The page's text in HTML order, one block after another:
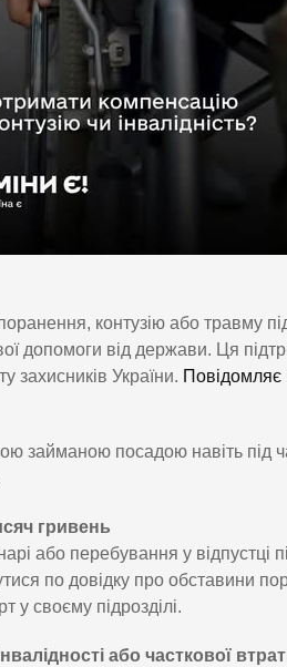
контузію або травму
допомоги від держави. Ця
захисників України. Повідомляє
займаною посадою навіть під
гривень
або перебування у відпустці
по довідку про обставини
у своєму підрозділі.
або часткової